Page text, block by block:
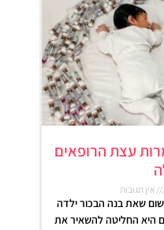
עצת הרופאים
אין תגובות
שאת בנה הבכור ילדה
היא החליטה להשאיר את